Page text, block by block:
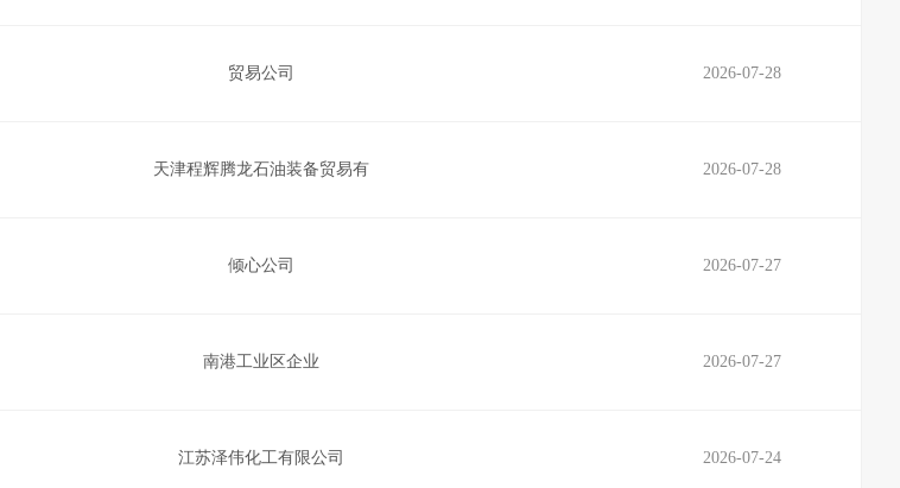
2026-07-28
贸易公司
2026-07-28
天津程辉腾龙石油装备贸易有
限公司 2026-07-27
倾心公司
2026-07-27
南港工业区企业
2026-07-24
江苏泽伟化工有限公司